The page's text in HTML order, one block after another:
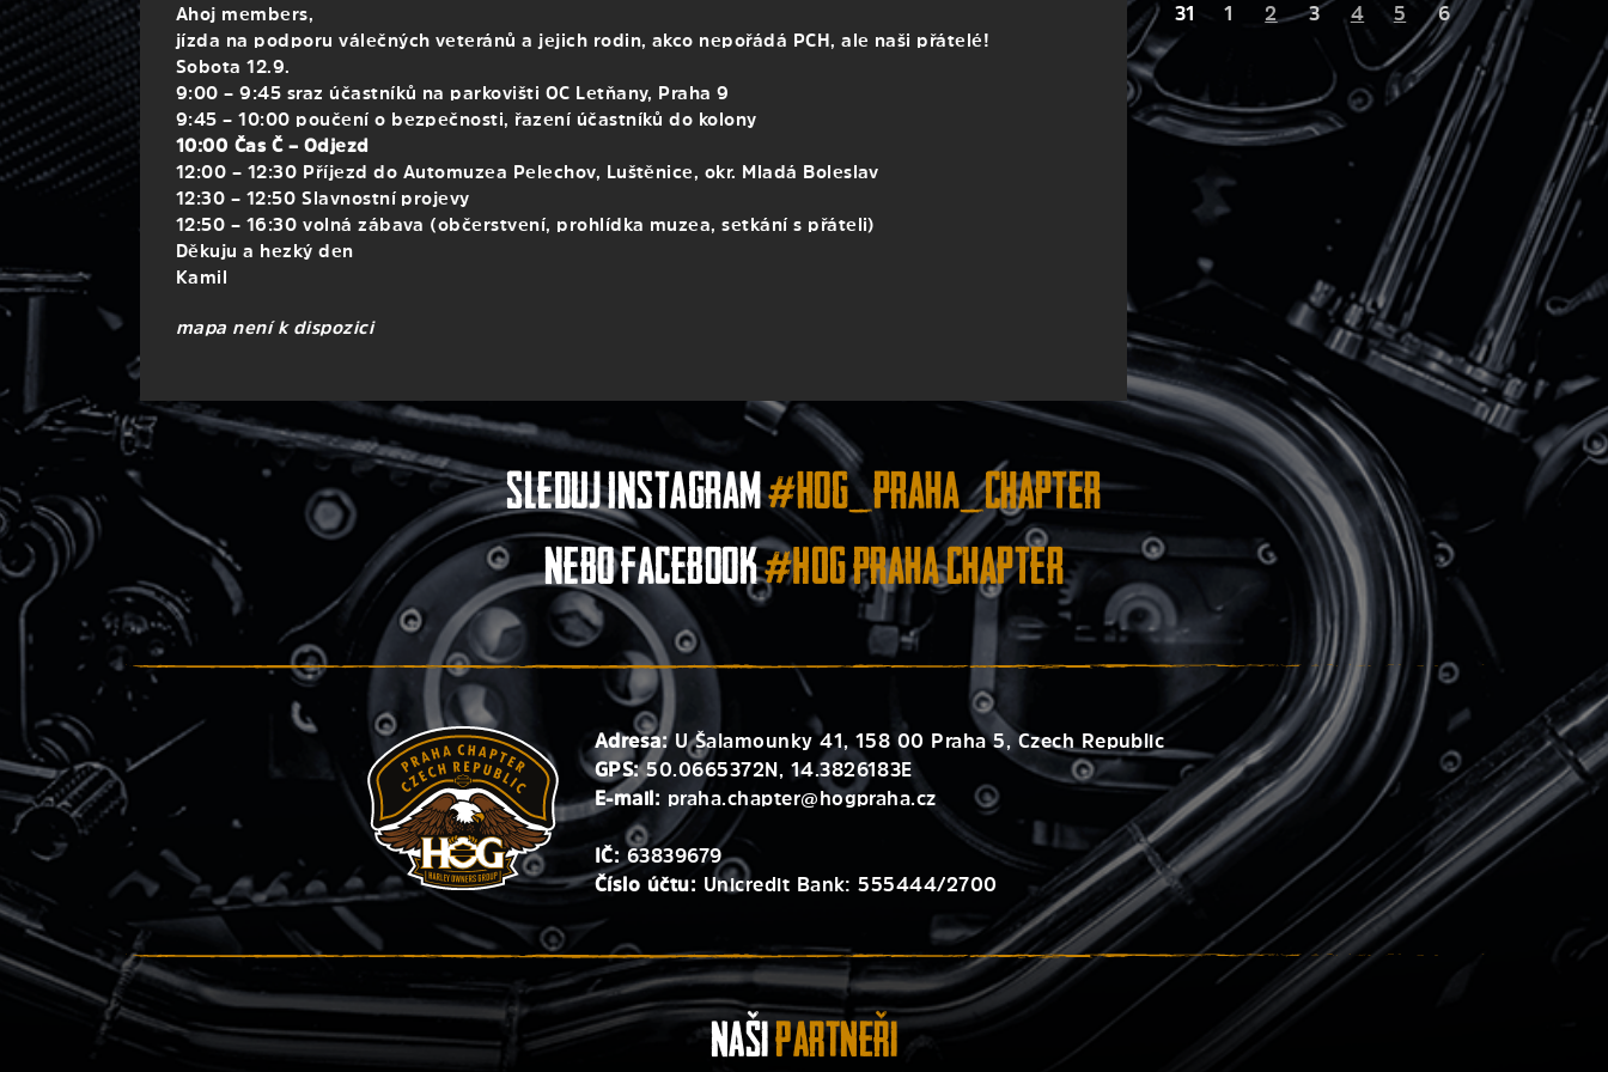
Ahoj members,
jízda na podporu válečných veteránů a jejich rodin, akco nepořádá PCH, ale naši přátelé!
Sobota 12.9.
9:00 – 9:45 sraz účastníků na parkovišti OC Letňany, Praha 9
9:45 – 10:00 poučení o bezpečnosti, řazení účastníků do kolony
10:00 Čas Č – Odjezd
12:00 – 12:30 Příjezd do Automuzea Pelechov, Luštěnice, okr. Mladá Boleslav
12:30 – 12:50 Slavnostní projevy
12:50 – 16:30 volná zábava (občerstvení, prohlídka muzea, setkání s přáteli)
Děkuju a hezký den
Kamil
mapa není k dispozici
31 1 2 3 4 5 6
Sleduj instagram#hog_praha_chapter
nebo facebook#HOG Praha Chapter
Adresa:U Šalamounky 41, 158 00 Praha 5, Czech Republic
GPS:50.0665372N, 14.3826183E
E-mail: praha.chapter@hogpraha.cz
IČ: 63839679
Číslo účtu: Unicredit Bank: 555444/2700
NašiPartneři